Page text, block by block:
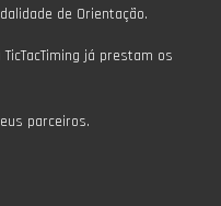
de Orientação.
já prestam os
parceiros.